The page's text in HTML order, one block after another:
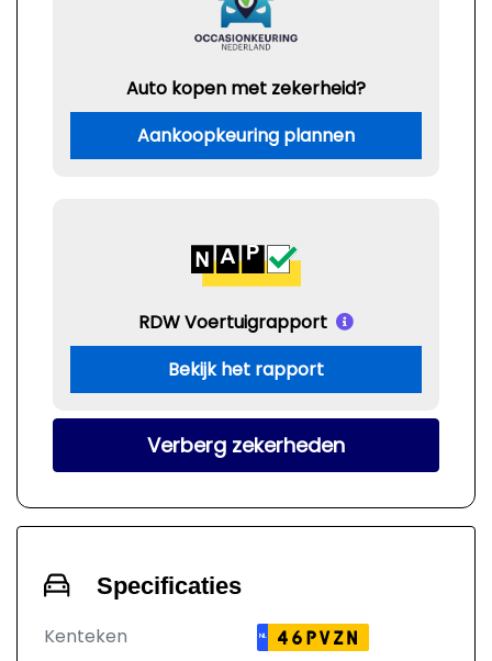
Auto kopen met zekerheid?
Aankoopkeuring plannen
RDW Voertuigrapport
Bekijk het rapport
Verberg zekerheden
Specificaties
Kenteken NL 46PVZN